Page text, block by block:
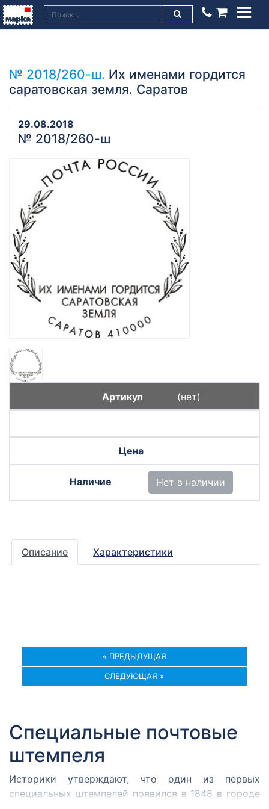
№ 2018/260-ш. Их именами гордится
саратовская земля. Саратов
29.08.2018
№ 2018/260-ш
(нет)
Нет в наличии
Описание Характеристики
« ПРЕДЫДУЩАЯ
СЛЕДУЮЩАЯ »
Специальные почтовые
штемпеля
Историки утверждают, что один из первых
специальных штемпелей появился в 1848 в городе